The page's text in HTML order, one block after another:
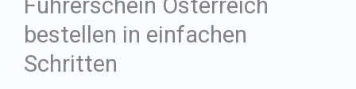
Führerschein Österreich
bestellen in einfachen
Schritten